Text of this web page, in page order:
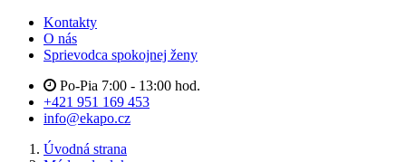
Kontakty
O nás
Sprievodca spokojnej ženy
Po-Pia 7:00 - 13:00 hod.
+421 951 169 453
info@ekapo.cz
Úvodná strana